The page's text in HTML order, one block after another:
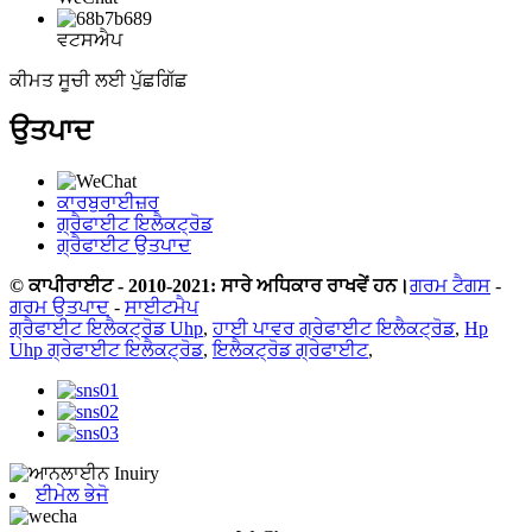
ਵਟਸਐਪ
ਕੀਮਤ ਸੂਚੀ ਲਈ ਪੁੱਛਗਿੱਛ
ਉਤਪਾਦ
ਕਾਰਬੁਰਾਈਜ਼ਰ
ਗ੍ਰੈਫਾਈਟ ਇਲੈਕਟ੍ਰੋਡ
ਗ੍ਰੈਫਾਈਟ ਉਤਪਾਦ
© ਕਾਪੀਰਾਈਟ - 2010-2021: ਸਾਰੇ ਅਧਿਕਾਰ ਰਾਖਵੇਂ ਹਨ।ਗਰਮ ਟੈਗਸ -
ਗਰਮ ਉਤਪਾਦ - ਸਾਈਟਮੈਪ
ਗ੍ਰੈਫਾਈਟ ਇਲੈਕਟ੍ਰੋਡ Uhp,ਹਾਈ ਪਾਵਰ ਗ੍ਰੇਫਾਈਟ ਇਲੈਕਟ੍ਰੋਡ, Hp
Uhp ਗ੍ਰੇਫਾਈਟ ਇਲੈਕਟ੍ਰੋਡ,ਇਲੈਕਟ੍ਰੋਡ ਗ੍ਰੇਫਾਈਟ,
ਈਮੇਲ ਭੇਜੋ